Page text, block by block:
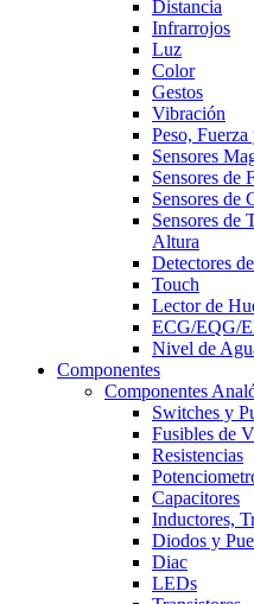
Distancia
Infrarrojos
Luz
Color
Gestos
Vibración
Peso,
Sensores
Sensores de
Sensores de
Sensores de
Altura
Detectores
Touch
Lector de
ECG/EQG/
Nivel de
Componentes
Componentes
Switches y
Fusibles de
Resistencias
Capacitores
Inductores,
Diodos y
Diac
LEDs